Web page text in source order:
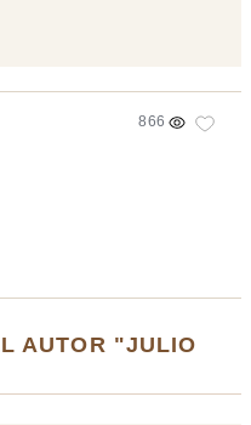
866
AUTOR "JULIO